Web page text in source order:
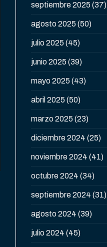
septiembre 2025 (37)
agosto 2025 (50)
julio 2025 (45)
junio 2025 (39)
mayo 2025 (43)
abril 2025 (50)
marzo 2025 (23)
diciembre 2024 (25)
noviembre 2024 (41)
octubre 2024 (34)
septiembre 2024 (31)
agosto 2024 (39)
julio 2024 (45)